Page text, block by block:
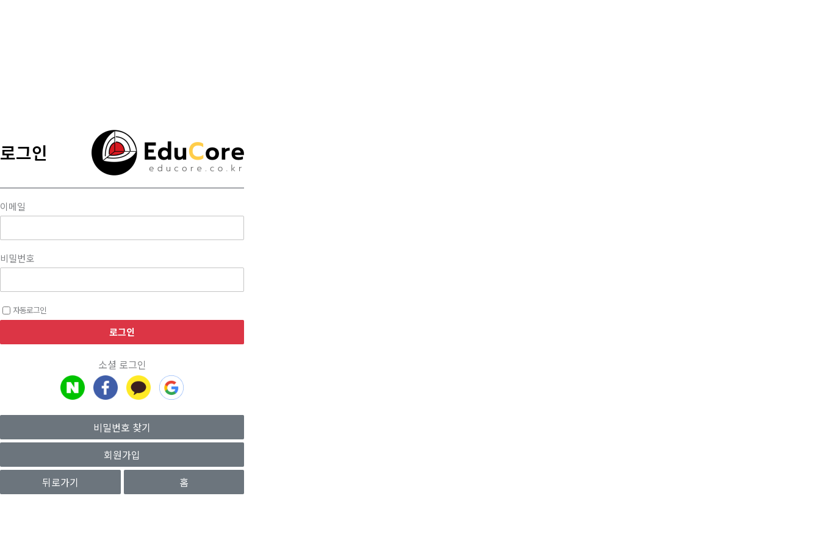
로그인
이메일
비밀번호
자동로그인
소셜 로그인
비밀번호 찾기
회원가입
뒤로가기
홈